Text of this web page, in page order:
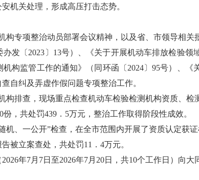
机关处理，形成高压打击态势。
构专项整治动员部署会议精神，以及省、市领导相
发〔2023〕13号）、《关于开展机动车排放检验
构监管工作的通知》（同环函〔2024〕95号）、《
自纠及弄虚作假问题专项整治工作。
构排查，现场重点检查机动车检验检测机构资质、检
，共处罚439．5万元，整治工作取得阶段性成效。
机、一公开”检查，在全市范围内开展了资质认定获
被立案查处，共处罚11．4万元。
年7月7日至2026年7月20日，共10个工作日）向大